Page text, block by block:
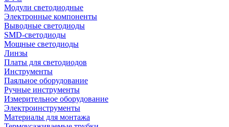
Модули светодиодные
Электронные компоненты
Выводные светодиоды
SMD-светодиоды
Мощные светодиоды
Линзы
Платы для светодиодов
Инструменты
Паяльное оборудование
Ручные инструменты
Измерительное оборудование
Электроинструменты
Материалы для монтажа